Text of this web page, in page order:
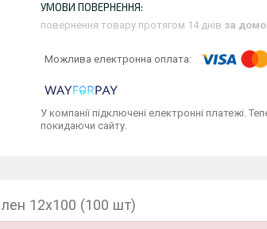
повернення товару протягом 14 днів за
У компанії підключені електронні платежі.
покидаючи сайту.
12х100 (100 шт)